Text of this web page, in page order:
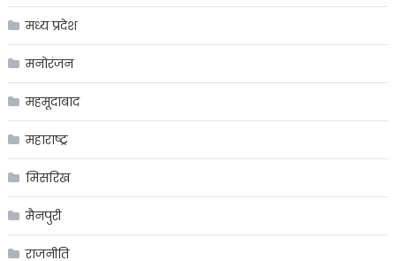
मध्य प्रदेश
मनोरंजन
महमूदाबाद
महाराष्ट्र
मिसरिख
मैनपुरी
राजनीति